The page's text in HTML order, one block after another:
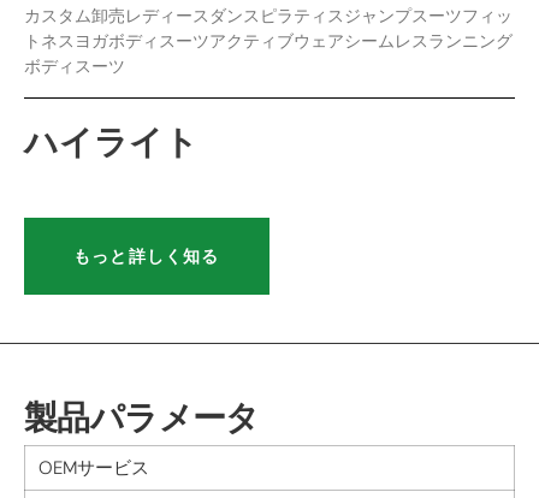
カスタム卸売レディースダンスピラティスジャンプスーツフィッ
トネスヨガボディスーツアクティブウェアシームレスランニング
ボディスーツ
ハイライト
もっと詳しく知る
製品パラメータ
OEMサービス